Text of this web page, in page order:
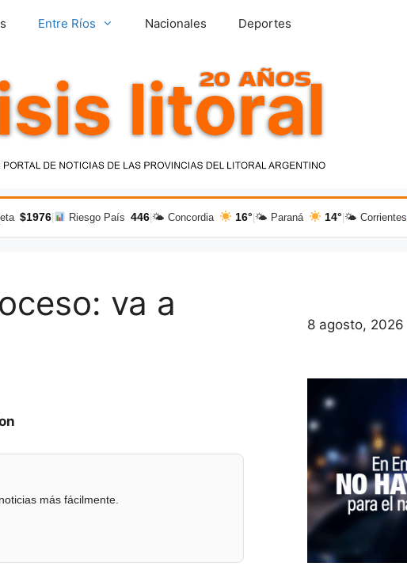
Entre Ríos Nacionales Deportes
$1976| Riesgo País 446| 🌤 Concordia 16° 🌤 Paraná 14° 🌤 Corrientes
va a
más fácilmente.
8 agosto, 2026